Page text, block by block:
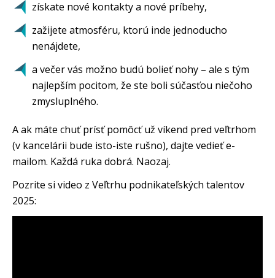
získate nové kontakty a nové príbehy,
zažijete atmosféru, ktorú inde jednoducho
nenájdete,
a večer vás možno budú bolieť nohy – ale s tým
najlepším pocitom, že ste boli súčasťou niečoho
zmysluplného.
A ak máte chuť prísť pomôcť už víkend pred veľtrhom
(v kancelárii bude isto-iste rušno), dajte vedieť e-
mailom. Každá ruka dobrá. Naozaj.
Pozrite si video z Veľtrhu podnikateľských talentov
2025: